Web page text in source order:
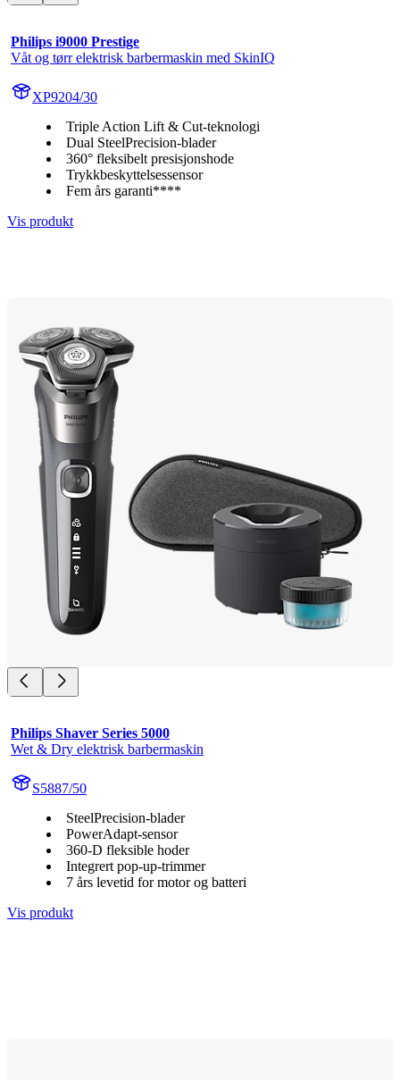
Philips i9000 Prestige
Våt og tørr elektrisk barbermaskin med SkinIQ
XP9204/30
Triple Action Lift & Cut-teknologi
Dual SteelPrecision-blader
360° fleksibelt presisjonshode
Trykkbeskyttelsessensor
Fem års garanti****
Vis produkt
Philips Shaver Series 5000
Wet & Dry elektrisk barbermaskin
S5887/50
SteelPrecision-blader
PowerAdapt-sensor
360-D fleksible hoder
Integrert pop-up-trimmer
7 års levetid for motor og batteri
Vis produkt